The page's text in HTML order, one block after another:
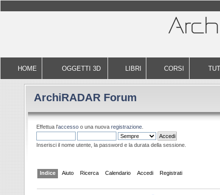
HOME OGGETTI 3D LIBRI CORSI
ArchiRADAR Forum
Effettua l'accesso o una nuova registrazione.
Inserisci il nome utente, la password e la durata della sessione.
Indice Aiuto Ricerca Calendario Accedi Registrati